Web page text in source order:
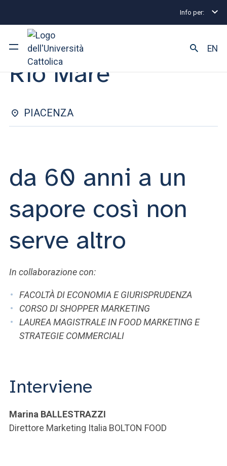
Info per:
Ateneo
Corsi di studio
SEI UNO STUDENTE ISCRITTO?
ACCEDI A CLOUDMAIL
EN
Eventi Piacenza Rio Mare
INCONTRO MANAGERIALE | 27 OTTOBRE 2025
Rio Mare
PIACENZA
da 60 anni a un
sapore così non
serve altro
In collaborazione con:
FACOLTÀ DI ECONOMIA E GIURISPRUDENZA
CORSO DI SHOPPER MARKETING
LAUREA MAGISTRALE IN FOOD MARKETING E
STRATEGIE COMMERCIALI
Interviene
Marina BALLESTRAZZI
Direttore Marketing Italia BOLTON FOOD